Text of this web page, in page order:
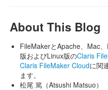
About This Blog
FileMakerとApache、Mac
版およびLinux版のClaris
Claris FileMaker Cloudに関
ます。
松尾 篤（Atsushi Matsuo）